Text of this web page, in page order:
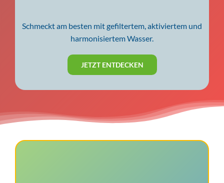
Schmeckt am besten mit gefiltertem, aktiviertem und
harmonisiertem Wasser.
JETZT ENTDECKEN